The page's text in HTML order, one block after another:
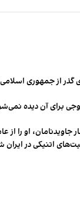
گذر از جمهوری
برای آن دیده
او را از
اتنیکی در ایران